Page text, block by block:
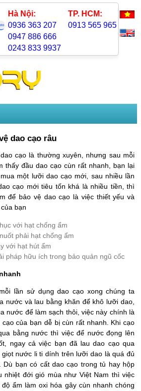
Hà Nội:
0936 363 207
0947 886 666
0243 833 9937
TP. HCM:
0913 565 965
dao cạo râu
cạo là thường xuyên, nhưng sau mỗi
thấy đầu dao cạo cùn rất nhanh, bạn lại
một lưỡi dao cạo mới, sau nhiều lần
cạo mới tiêu tốn khá là nhiều tiền, thì
để bảo vệ dao cạo là việc thiết yếu và
bạn
với hạt chống ẩm
phải hạt chống ẩm
với hạt hút ẩm
pháp hữu ích trong bảo quản ngũ cốc
lần sử dụng dao cạo xong chúng ta
nước và lau bằng khăn để khô lưỡi dao,
nước để làm sạch thôi, việc này chính là
của bạn dễ bị cùn rất nhanh. Khi cạo
bằng nước thì việc để nước đọng lên
ngay cả việc bạn đã lau dao cạo qua
nước li ti dính trên lưỡi dao là quá đủ
bạn có cất dao cạo trong tủ hay hộp
nhiệt đới gió mùa như Việt Nam thì việc
ẩm làm oxi hóa gây cùn nhanh chóng